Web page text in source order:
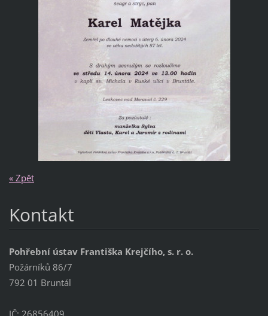
« Zpět
Kontakt
Pohřební ústav Františka Krejčího, s. r. o.
Požárníků 86/7
792 01 Bruntál
IČ: 26856409